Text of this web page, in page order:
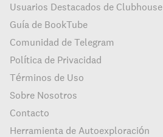
Usuarios Destacados de Clubhouse
Guía de BookTube
Comunidad de Telegram
Política de Privacidad
Términos de Uso
Sobre Nosotros
Contacto
Herramienta de Autoexploración